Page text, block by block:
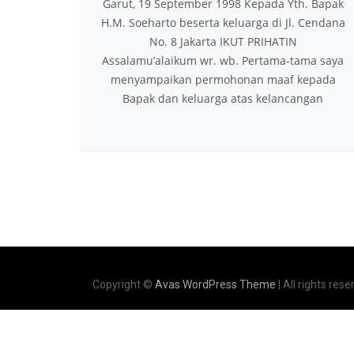
Garut, 19 September 1998 Kepada Yth. Bapak
H.M. Soeharto beserta keluarga di Jl. Cendana
No. 8 Jakarta IKUT PRIHATIN
Assalamu’alaikum wr. wb. Pertama-tama saya
menyampaikan permohonan maaf kepada
Bapak dan keluarga atas kelancangan
Copyright © Avas WordPress Theme | All rights